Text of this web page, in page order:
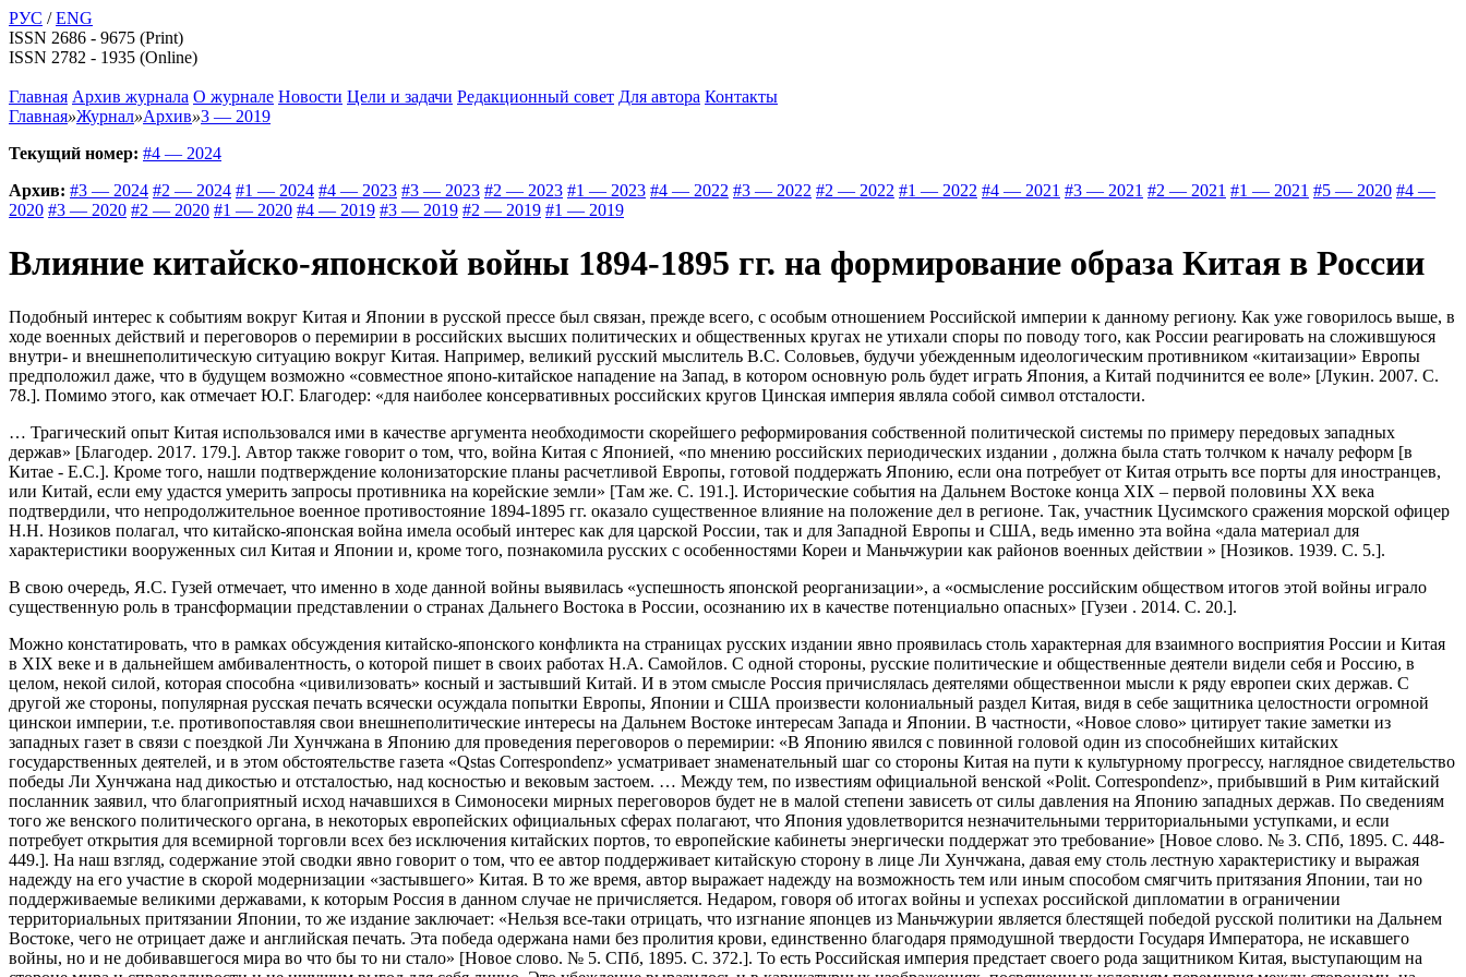
РУС /ENG
ISSN 2686 - 9675 (Print)
ISSN 2782 - 1935 (Online)
Главная Архив журнала О журнале Новости Цели и задачи Редакционный совет Для автора Контакты
Главная»Журнал»Архив»3 — 2019
Текущий номер: #4 — 2024
Архив: #3 — 2024 #2 — 2024 #1 — 2024 #4 — 2023 #3 — 2023 #2 — 2023 #1 — 2023 #4 — 2022 #3 — 2022 #2 — 2022 #1 — 2022 #4 — 2021 #3 — 2021 #2 — 2021 #1 — 2021 #5 — 2020 #4 —
2020 #3 — 2020 #2 — 2020 #1 — 2020 #4 — 2019 #3 — 2019 #2 — 2019 #1 — 2019
Влияние китайско-японской войны 1894-1895 гг. на формирование образа Китая в России
Подобный интерес к событиям вокруг Китая и Японии в русской прессе был связан, прежде всего, с особым отношением Российской империи к данному региону. Как уже говорилось выше, в
ходе военных действий и переговоров о перемирии в российских высших политических и общественных кругах не утихали споры по поводу того, как России реагировать на сложившуюся
внутри- и внешнеполитическую ситуацию вокруг Китая. Например, великий русский мыслитель В.С. Соловьев, будучи убежденным идеологическим противником «китаизации» Европы
предположил даже, что в будущем возможно «совместное японо-китайское нападение на Запад, в котором основную роль будет играть Япония, а Китай подчинится ее воле» [Лукин. 2007. С.
78.]. Помимо этого, как отмечает Ю.Г. Благодер: «для наиболее консервативных российских кругов Цинская империя являла собой символ отсталости.
… Трагический опыт Китая использовался ими в качестве аргумента необходимости скорейшего реформирования собственной политической системы по примеру передовых западных
держав» [Благодер. 2017. 179.]. Автор также говорит о том, что, война Китая с Японией, «по мнению российских периодических издании , должна была стать толчком к началу реформ [в
Китае - Е.С.]. Кроме того, нашли подтверждение колонизаторские планы расчетливой Европы, готовой поддержать Японию, если она потребует от Китая отрыть все порты для иностранцев,
или Китай, если ему удастся умерить запросы противника на корейские земли» [Там же. С. 191.]. Исторические события на Дальнем Востоке конца XIX – первой половины XX века
подтвердили, что непродолжительное военное противостояние 1894-1895 гг. оказало существенное влияние на положение дел в регионе. Так, участник Цусимского сражения морской офицер
Н.Н. Нозиков полагал, что китайско-японская война имела особый интерес как для царской России, так и для Западной Европы и США, ведь именно эта война «дала материал для
характеристики вооруженных сил Китая и Японии и, кроме того, познакомила русских с особенностями Кореи и Маньчжурии как районов военных действии » [Нозиков. 1939. С. 5.].
В свою очередь, Я.С. Гузей отмечает, что именно в ходе данной войны выявилась «успешность японской реорганизации», а «осмысление российским обществом итогов этой войны играло
существенную роль в трансформации представлении о странах Дальнего Востока в России, осознанию их в качестве потенциально опасных» [Гузеи . 2014. С. 20.].
Можно констатировать, что в рамках обсуждения китайско-японского конфликта на страницах русских издании явно проявилась столь характерная для взаимного восприятия России и Китая
в XIX веке и в дальнейшем амбивалентность, о которой пишет в своих работах Н.А. Самойлов. С одной стороны, русские политические и общественные деятели видели себя и Россию, в
целом, некой силой, которая способна «цивилизовать» косный и застывший Китай. И в этом смысле Россия причислялась деятелями общественнои мысли к ряду европеи ских держав. С
другой же стороны, популярная русская печать всячески осуждала попытки Европы, Японии и США произвести колониальный раздел Китая, видя в себе защитника целостности огромной
цинскои империи, т.е. противопоставляя свои внешнеполитические интересы на Дальнем Востоке интересам Запада и Японии. В частности, «Новое слово» цитирует такие заметки из
западных газет в связи с поездкой Ли Хунчжана в Японию для проведения переговоров о перемирии: «В Японию явился с повинной головой один из способнейших китайских
государственных деятелей, и в этом обстоятельстве газета «Qstas Correspondenz» усматривает знаменательный шаг со стороны Китая на пути к культурному прогрессу, наглядное свидетельство
победы Ли Хунчжана над дикостью и отсталостью, над косностью и вековым застоем. … Между тем, по известиям официальной венской «Polit. Correspondenz», прибывший в Рим китайский
посланник заявил, что благоприятный исход начавшихся в Симоносеки мирных переговоров будет не в малой степени зависеть от силы давления на Японию западных держав. По сведениям
того же венского политического органа, в некоторых европейских официальных сферах полагают, что Япония удовлетворится незначительными территориальными уступками, и если
потребует открытия для всемирной торговли всех без исключения китайских портов, то европейские кабинеты энергически поддержат это требование» [Новое слово. № 3. СПб, 1895. С. 448-
449.]. На наш взгляд, содержание этой сводки явно говорит о том, что ее автор поддерживает китайскую сторону в лице Ли Хунчжана, давая ему столь лестную характеристику и выражая
надежду на его участие в скорой модернизации «застывшего» Китая. В то же время, автор выражает надежду на возможность тем или иным способом смягчить притязания Японии, таи но
поддерживаемые великими державами, к которым Россия в данном случае не причисляется. Недаром, говоря об итогах войны и успехах российской дипломатии в ограничении
территориальных притязании Японии, то же издание заключает: «Нельзя все-таки отрицать, что изгнание японцев из Маньчжурии является блестящей победой русской политики на Дальнем
Востоке, чего не отрицает даже и английская печать. Эта победа одержана нами без пролития крови, единственно благодаря прямодушной твердости Государя Императора, не искавшего
войны, но и не добивавшегося мира во что бы то ни стало» [Новое слово. № 5. СПб, 1895. С. 372.]. То есть Российская империя предстает своего рода защитником Китая, выступающим на